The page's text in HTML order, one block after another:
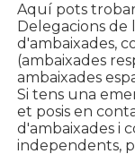
Aquí pots trobar
Delegacions de
d'ambaixades,
(ambaixades
ambaixades
Si tens una
et posis en
d'ambaixades i
independents,